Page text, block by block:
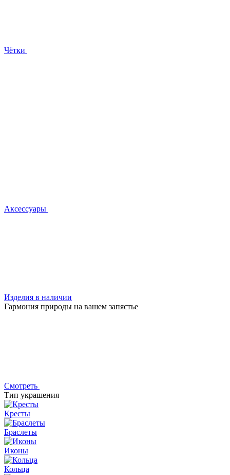
Чётки
Аксессуары
Изделия в наличии
Гармония природы на вашем запястье
Смотреть
Тип украшения
Кресты
Браслеты
Иконы
Кольца